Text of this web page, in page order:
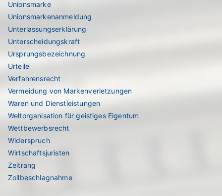
Unionsmarke
Unionsmarkenanmeldung
Unterlassungserklärung
Unterscheidungskraft
Ursprungsbezeichnung
Urteile
Verfahrensrecht
Vermeidung von Markenverletzungen
Waren und Dienstleistungen
Weltorganisation für geistiges Eigentum
Wettbewerbsrecht
Widerspruch
Wirtschaftsjuristen
Zeitrang
Zollbeschlagnahme